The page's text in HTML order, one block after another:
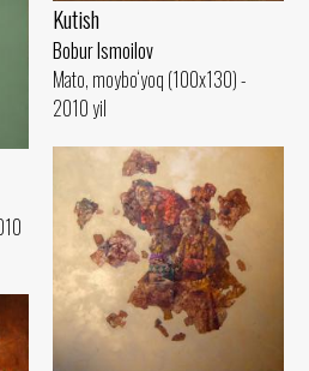
Kutish
Bobur Ismoilov
Mato, moybo‘yoq (100x130) -
2010 yil